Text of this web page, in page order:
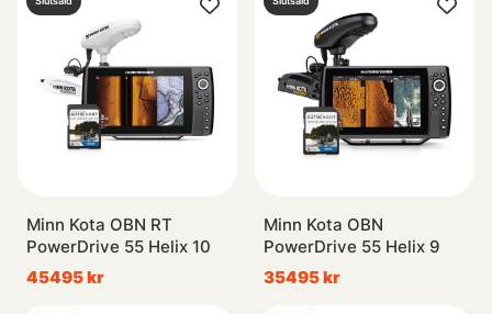
Minn Kota OBN RT
PowerDrive 55 Helix 10
45495 kr
Minn Kota OBN
PowerDrive 55 Helix 9
35495 kr